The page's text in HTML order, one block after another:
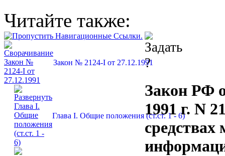
Читайте также:
Закон № 2124-I от 27.12.1991
Глава I. Общие положения (ст.ст. 1 - 6)
Закон РФ
1991 г. N
средствах